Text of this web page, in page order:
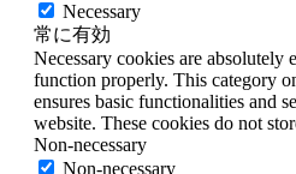
Necessary
常に有効
Necessary cookies are absolutely
function properly. This category
ensures basic functionalities and
website. These cookies do not
Non-necessary
Non-necessary